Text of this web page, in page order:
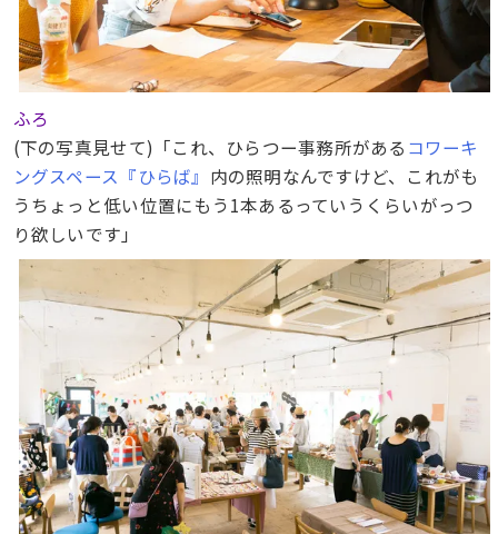
ふろ
(下の写真見せて)「これ、ひらつー事務所がある コワーキ
ングスペース『ひらば』 内の照明なんですけど、これがも
うちょっと低い位置にもう1本あるっていうくらいがっつ
り欲しいです」